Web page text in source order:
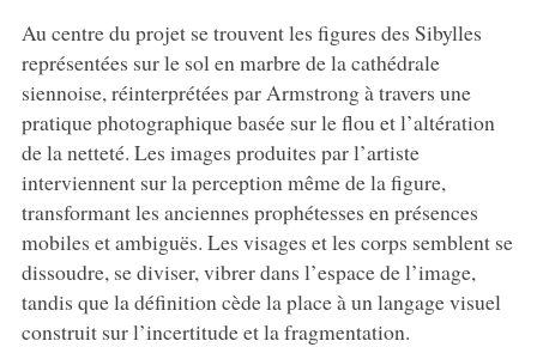
Au centre du projet se trouvent les figures des Sibylles
représentées sur le sol en marbre de la cathédrale
siennoise, réinterprétées par Armstrong à travers une
pratique photographique basée sur le flou et l’altération
de la netteté. Les images produites par l’artiste
interviennent sur la perception même de la figure,
transformant les anciennes prophétesses en présences
mobiles et ambiguës. Les visages et les corps semblent se
dissoudre, se diviser, vibrer dans l’espace de l’image,
tandis que la définition cède la place à un langage visuel
construit sur l’incertitude et la fragmentation.